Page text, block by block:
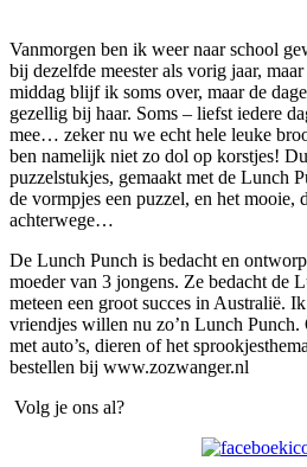
Vanmorgen ben ik weer naar school
bij dezelfde meester als vorig jaar,
middag blijf ik soms over, maar de
gezellig bij haar. Soms – liefst iedere
mee… zeker nu we echt hele leuke
ben namelijk niet zo dol op korstjes!
puzzelstukjes, gemaakt met de Lunch
de vormpjes een puzzel, en het mooie,
achterwege…
De Lunch Punch is bedacht en
moeder van 3 jongens. Ze bedacht de
meteen een groot succes in Australië.
vriendjes willen nu zo’n Lunch
met auto’s, dieren of het
bestellen bij www.zozwanger.nl
Volg je ons al?